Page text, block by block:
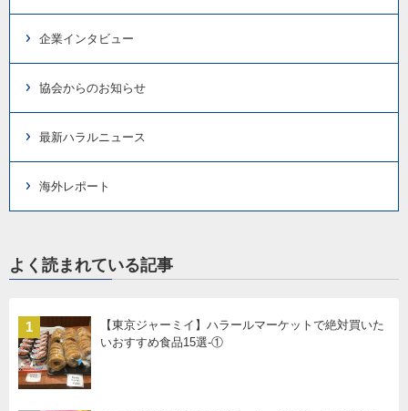
企業インタビュー
協会からのお知らせ
最新ハラルニュース
海外レポート
よく読まれている記事
1
【東京ジャーミイ】ハラールマーケットで絶対買いた
いおすすめ食品15選-①